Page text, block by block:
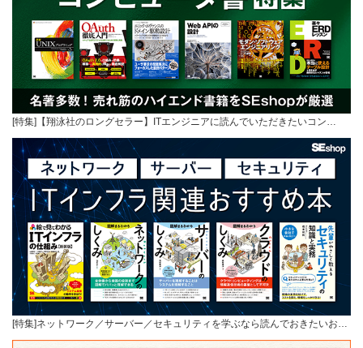
[特集]【翔泳社のロングセラー】ITエンジニアに読んでいただきたいコン…
[特集]ネットワーク／サーバー／セキュリティを学ぶなら読んでおきたいお…